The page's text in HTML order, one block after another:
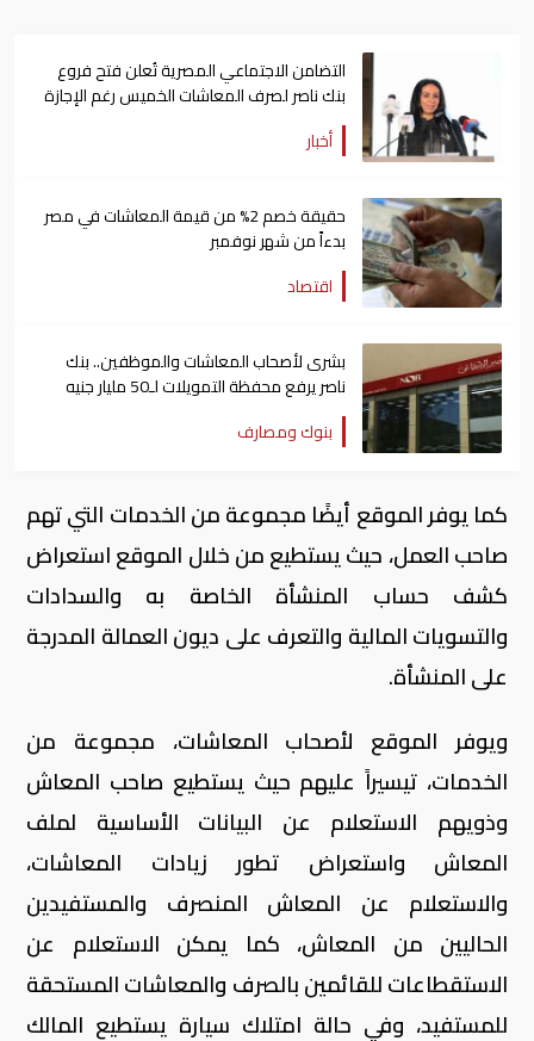
التضامن الاجتماعي المصرية تُعلن فتح فروع
بنك ناصر لصرف المعاشات الخميس رغم الإجازة
أخبار
حقيقة خصم 2% من قيمة المعاشات في مصر
بدءاً من شهر نوفمبر
اقتصاد
بشرى لأصحاب المعاشات والموظفين.. بنك
ناصر يرفع محفظة التمويلات لـ50 مليار جنيه
بنوك ومصارف
كما يوفر الموقع أيضًا مجموعة من الخدمات التي تهم
صاحب العمل، حيث يستطيع من خلال الموقع استعراض
كشف حساب المنشأة الخاصة به والسدادات
والتسويات المالية والتعرف على ديون العمالة المدرجة
على المنشأة.
ويوفر الموقع لأصحاب المعاشات، مجموعة من
الخدمات، تيسيراً عليهم حيث يستطيع صاحب المعاش
وذويهم الاستعلام عن البيانات الأساسية لملف
المعاش واستعراض تطور زيادات المعاشات،
والاستعلام عن المعاش المنصرف والمستفيدين
الحاليين من المعاش، كما يمكن الاستعلام عن
الاستقطاعات للقائمين بالصرف والمعاشات المستحقة
للمستفيد، وفي حالة امتلاك سيارة يستطيع المالك